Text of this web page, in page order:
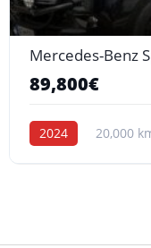
Mercedes-Benz
89,800€
2024 20,000